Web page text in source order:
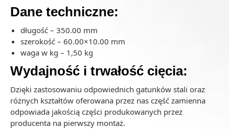
Dane techniczne:
długość – 350.00 mm
szerokość – 60.00×10.00 mm
waga w kg – 1,50 kg
Wydajność i trwałość cięcia:
Dzięki zastosowaniu odpowiednich gatunków stali oraz
różnych kształtów oferowana przez nas część zamienna
odpowiada jakością części produkowanych przez
producenta na pierwszy montaż.